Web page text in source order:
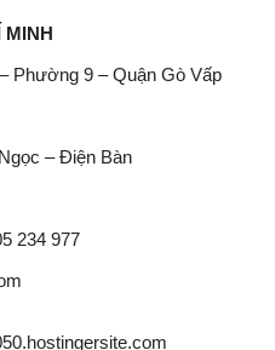
MINH
Phường 9 – Quận Gò Vấp
– Điện Bàn
234 977